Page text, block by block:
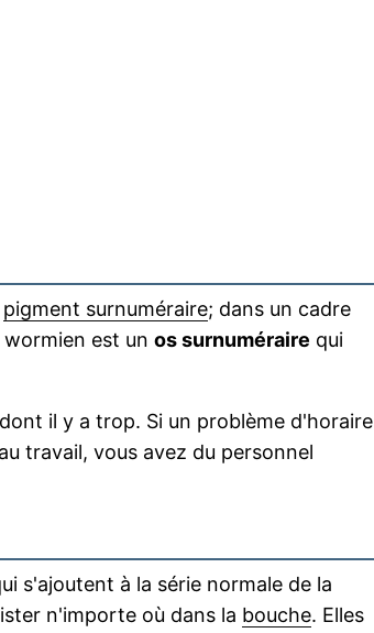
pigment surnuméraire; dans un cadre
wormien est un os surnuméraire qui
il y a trop. Si un problème d'horaire
travail, vous avez du personnel
s'ajoutent à la série normale de la
n'importe où dans la bouche. Elles